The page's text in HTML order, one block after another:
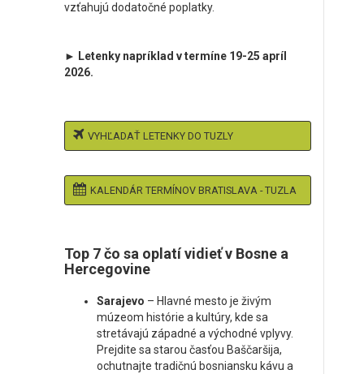
vzťahujú dodatočné poplatky.
► Letenky napríklad v termíne 19-25 apríl
2026.
VYHĽADAŤ LETENKY DO TUZLY
KALENDÁR TERMÍNOV BRATISLAVA - TUZLA
Top 7 čo sa oplatí vidieť v Bosne a
Hercegovine
Sarajevo – Hlavné mesto je živým
múzeom histórie a kultúry, kde sa
stretávajú západné a východné vplyvy.
Prejdite sa starou časťou Baščaršija,
ochutnajte tradičnú bosniansku kávu a